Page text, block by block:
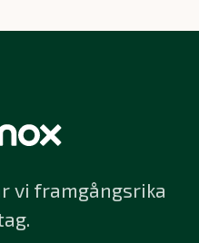
vi framgångsrika